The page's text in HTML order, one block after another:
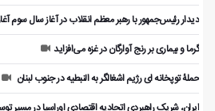
دیدار رئیس‌جمهور با رهبر معظم انقلاب در آغاز سال سوم
گرما و بیماری بر رنج آوارگان در غزه می‌افزاید
حملۀ توپخانه ای رژیم اشغالگر به النبطیه در جنوب لبنان